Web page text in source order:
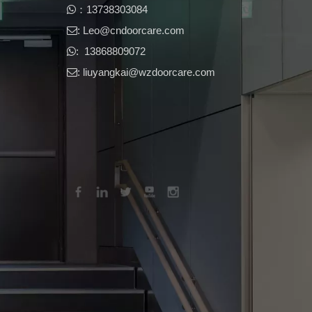
 ​​：13738303084
: Leo@cndoorcare.com​​​​​​​
: 13868809072
: liuyangkai@wzdoorcare.com